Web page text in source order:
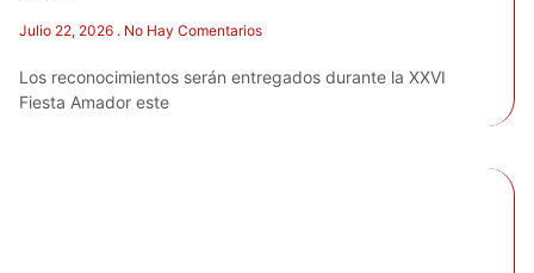
Julio 22, 2026 No Hay Comentarios
Los reconocimientos serán entregados durante la XXVI
Fiesta Amador este